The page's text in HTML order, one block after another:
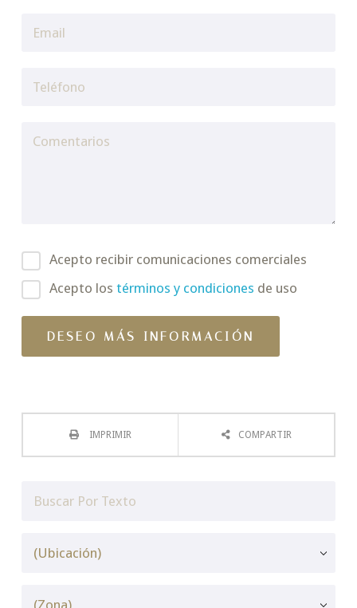
Acepto recibir comunicaciones comerciales
Acepto los términos y condiciones de uso
IMPRIMIR COMPARTIR